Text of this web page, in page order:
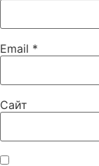
Email *
Сайт